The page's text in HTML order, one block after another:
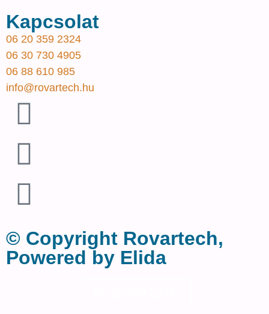
Kapcsolat
06 20 359 2324
06 30 730 4905
06 88 610 985
info@rovartech.hu
© Copyright Rovartech,
Powered by Elida